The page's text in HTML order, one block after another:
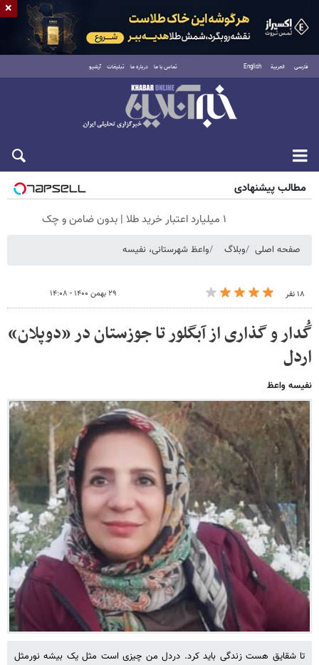
فارسی العربية English تماس با ما درباره ما تبلیغات آرشیو
جمعه ۱۶ مرداد ۱۴۰۵
مطالب پیشنهادی
۱ میلیارد اعتبار خرید طلا | بدون ضامن و چک
صفحه اصلی وبلاگ واعظ شهرستانی، نفیسه
۱۸ نفر ۲۹ بهمن ۱۴۰۰ - ۱۴:۰۸
گُدار و گذاری از آبگلور تا جوزستان در «دوپلان»
اردل
نفیسه واعظ
تا شقایق هست زندگی باید کرد. دردل من چیزی است مثل یک بیشه نورمثل
×